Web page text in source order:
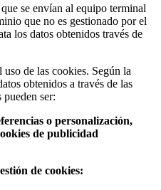
se envían al equipo terminal
que no es gestionado por el
los datos obtenidos través de
de las cookies. Según la
obtenidos a través de las
ser:
o personalización,
de publicidad
de cookies: